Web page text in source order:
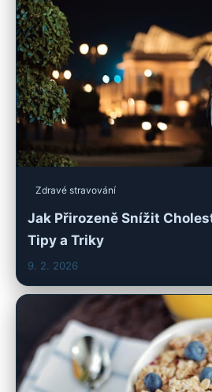
Zdravé stravování
Jak Přirozeně Snížit
Tipy a Triky
9. 2. 2026